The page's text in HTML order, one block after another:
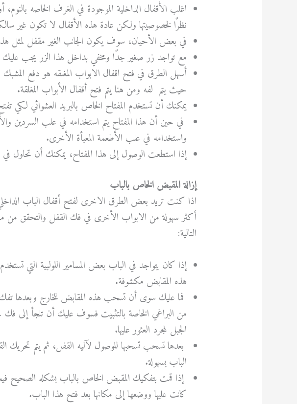
اغلب الأقفال الداخلية الموجودة في الغرف الخاصه بالنوم،
نظرًا لخصوصيتها ولكن عادة هذه الأقفال لا تكون غير
في بعض الأحيان، سوف يكون الجانب الغير مقفل لمثل
مع تواجد زر صغير جدًا ومخفي بداخل هذا الزر يجب
أسهل الطرق في فتح اقفال الابواب المغلقه هو دفع المشبك
حيث يتم لفه ومن هنا يتم فتح أقفال الأبواب المغلقة.
يمكنك أن تستخدم المفتاح الخاص بالبريد العشوائي لكي
في حين أن هذا المفتاح يتم استخدامه في علب السردين
واستخدامه في علب الأطعمة المعبأة الأخرى.
إذا استطعت الوصول إلى هذا المفتاح، يمكنك أن تحاول في
إزالة المقبض الخاص بالباب
اذا كنت تريد بعض الطرق الاخرى لفتح أقفال الباب
أكثر سهولة من الابواب الأخرى في فك القفل والتحقق من
التالية:
إذا كان يتواجد في الباب بعض المسامير اللولبية التي
هذه المقابض مكشوفة.
فما عليك سوى أن تسحب هذه المقابض للخارج وبعدها
من البراغي الخاصة بالتثبيت فسوف عليك أن تلجأ
الجبل لمجرد العثور عليها.
بعدها تسحب تسحبها للوصول لآليه القفل، ثم يتم تحريك
الباب بسهولة.
إذا قمت بتفكيك المقبض الخاص بالباب بشكله الصحيح
كانت عليها ووضعها إلى مكانها بعد فتح هذا الباب.